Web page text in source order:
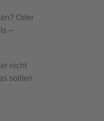
Oder
–
nicht
sollten